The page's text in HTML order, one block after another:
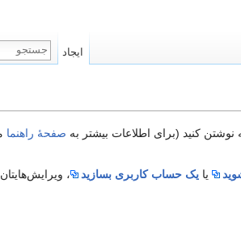
کنید (برای اطلاعات بیشتر به صفحهٔ راهنما
یا یک حساب کاربری بسازید
،
ایجاد